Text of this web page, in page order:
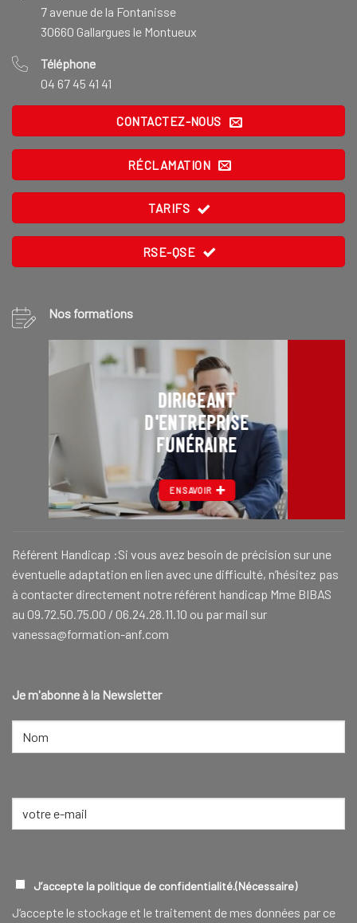
7 avenue de la Fontanisse
30660 Gallargues le Montueux
Téléphone
04 67 45 41 41
CONTACTEZ-NOUS
RÉCLAMATION
TARIFS
RSE-QSE
Nos formations
DIRIGEANT
D'ENTREPRISE
FUNÉRAIRE
EN SAVOIR
Référent Handicap :Si vous avez besoin de précision sur une
éventuelle adaptation en lien avec une difficulté, n’hésitez pas
à contacter directement notre référent handicap Mme BIBAS
au 09.72.50.75.00 / 06.24.28.11.10 ou par mail sur
vanessa@formation-anf.com
Je m'abonne à la Newsletter
NOM
RGPD(NÉCESSAIRE)
J’accepte la politique de confidentialité.(Nécessaire)
J‘accepte le stockage et le traitement de mes données par ce